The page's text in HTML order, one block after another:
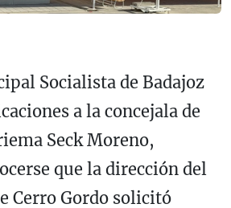
Socialista de Badajoz
a la concejala de
Seck Moreno,
que la dirección del
Cerro Gordo solicitó